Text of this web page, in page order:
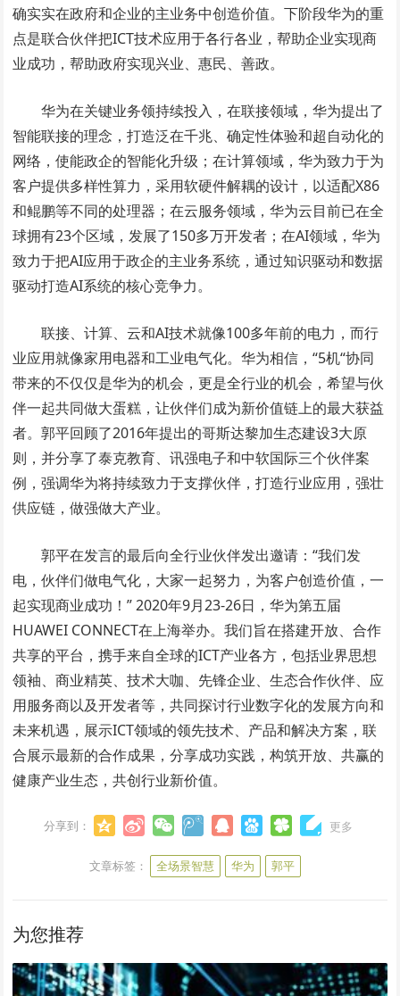
确实实在政府和企业的主业务中创造价值。下阶段华为的重
点是联合伙伴把ICT技术应用于各行各业，帮助企业实现商
业成功，帮助政府实现兴业、惠民、善政。
华为在关键业务领持续投入，在联接领域，华为提出了
智能联接的理念，打造泛在千兆、确定性体验和超自动化的
网络，使能政企的智能化升级；在计算领域，华为致力于为
客户提供多样性算力，采用软硬件解耦的设计，以适配X86
和鲲鹏等不同的处理器；在云服务领域，华为云目前已在全
球拥有23个区域，发展了150多万开发者；在AI领域，华为
致力于把AI应用于政企的主业务系统，通过知识驱动和数据
驱动打造AI系统的核心竞争力。
联接、计算、云和AI技术就像100多年前的电力，而行
业应用就像家用电器和工业电气化。华为相信，“5机“协同
带来的不仅仅是华为的机会，更是全行业的机会，希望与伙
伴一起共同做大蛋糕，让伙伴们成为新价值链上的最大获益
者。郭平回顾了2016年提出的哥斯达黎加生态建设3大原
则，并分享了泰克教育、讯强电子和中软国际三个伙伴案
例，强调华为将持续致力于支撑伙伴，打造行业应用，强壮
供应链，做强做大产业。
郭平在发言的最后向全行业伙伴发出邀请：“我们发
电，伙伴们做电气化，大家一起努力，为客户创造价值，一
起实现商业成功！” 2020年9月23-26日，华为第五届
HUAWEI CONNECT在上海举办。我们旨在搭建开放、合作
共享的平台，携手来自全球的ICT产业各方，包括业界思想
领袖、商业精英、技术大咖、先锋企业、生态合作伙伴、应
用服务商以及开发者等，共同探讨行业数字化的发展方向和
未来机遇，展示ICT领域的领先技术、产品和解决方案，联
合展示最新的合作成果，分享成功实践，构筑开放、共赢的
健康产业生态，共创行业新价值。
分享到： 更多
文章标签： 全场景智慧 华为 郭平
为您推荐